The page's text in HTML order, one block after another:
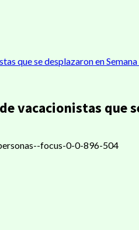
que se desplazaron en Semana
vacacionistas que